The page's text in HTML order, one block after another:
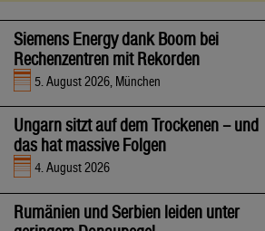
Siemens Energy dank Boom bei
Rechenzentren mit Rekorden
5. August 2026, München
Ungarn sitzt auf dem Trockenen – und
das hat massive Folgen
4. August 2026
Rumänien und Serbien leiden unter